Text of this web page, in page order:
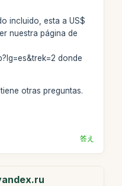
incluido, esta a US$
nuestra página de
donde
otras preguntas.
答え